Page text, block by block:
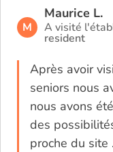
M
Maurice L.
A visité
resident
Après avoir
seniors nous
nous avons
des
proche du site